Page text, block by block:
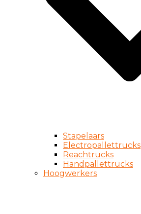
Stapelaars
Electropallettrucks
Reachtrucks
Handpallettrucks
Hoogwerkers